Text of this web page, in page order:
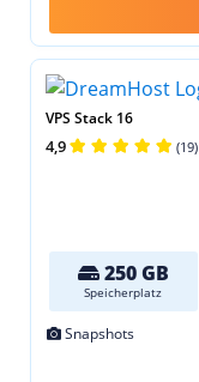
VPS Stack 16
4,9 (19)
250 GB
Speicherplatz
Snapshots